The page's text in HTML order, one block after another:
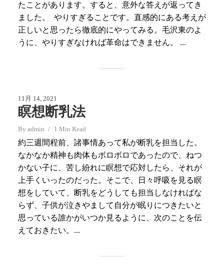
たことがあります。すると、意外な答えが返ってき
ました。 やりすぎることです。直感的にある考えが
正しいと思ったら徹底的にやってみる。毛沢東のよ
うに、やりすぎなければ革命はできません。 ...
11月 14, 2021
瞑想断乳法
By admin 1 Min Read
約三週間程前、諸事情あって私が断乳を担当した。
なかなか精神も肉体もボロボロであったので、ねつ
かない子に、苦し紛れに瞑想で応対したら、それが
上手くいったのだった。そこで、日々呼吸を見る瞑
想をしていて、断乳をどうしても担当しなければな
らず、子供が泣きやまして自分が眠りにつきたいと
思っている誰かがいつか見るように、次のことを伝
えておきたい。...